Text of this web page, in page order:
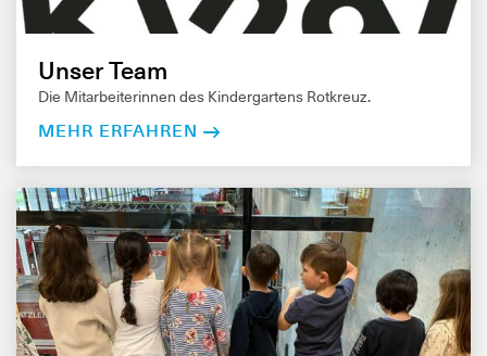
Unser Team
Die Mitarbeiterinnen des Kindergartens Rotkreuz.
MEHR ERFAHREN